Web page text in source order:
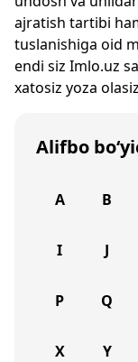
ajratish tartibi
tuslanishiga oid
endi siz Imlo.uz
xatosiz yoza
Alifbo
A B
I J
P Q
X Y